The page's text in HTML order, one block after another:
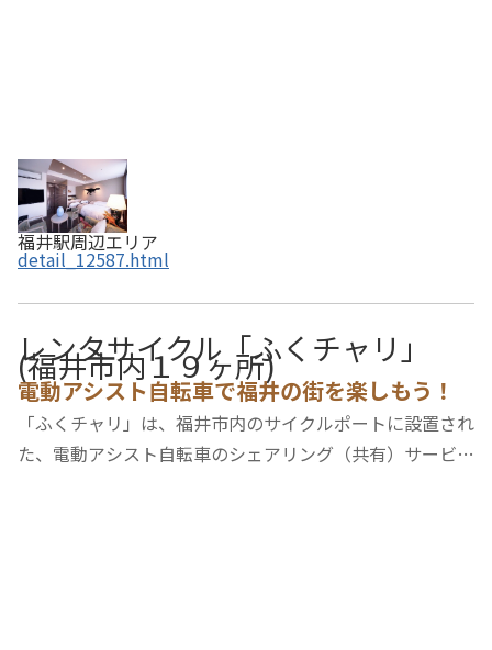
福井駅周辺エリア
detail_12587.html
レンタサイクル「ふくチャリ」
(福井市内１９ヶ所)
電動アシスト自転車で福井の街を楽しもう！
「ふくチャリ」は、福井市内のサイクルポートに設置され
た、電動アシスト自転車のシェアリング（共有）サービス